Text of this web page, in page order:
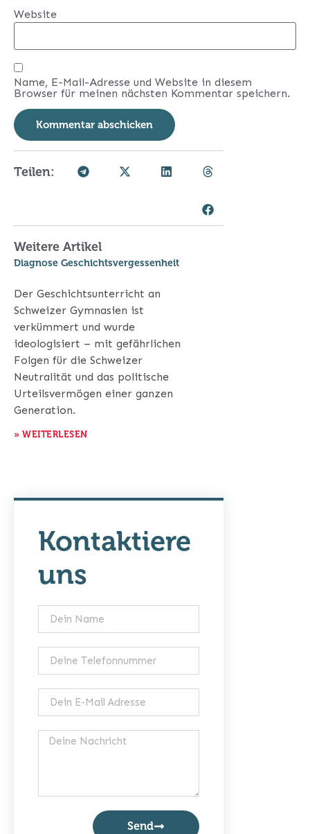
Website
Name, E-Mail-Adresse und Website in diesem
Browser für meinen nächsten Kommentar speichern.
Teilen:
Weitere Artikel
Diagnose Geschichtsvergessenheit
Der Geschichtsunterricht an
Schweizer Gymnasien ist
verkümmert und wurde
ideologisiert – mit gefährlichen
Folgen für die Schweizer
Neutralität und das politische
Urteilsvermögen einer ganzen
Generation.
» WEITERLESEN
Kontaktiere
uns
Send